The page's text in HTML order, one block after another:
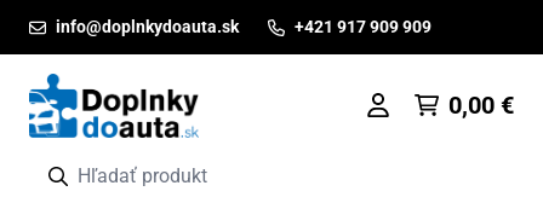
info@doplnkydoauta.sk +421 917 909 909
0,00 €